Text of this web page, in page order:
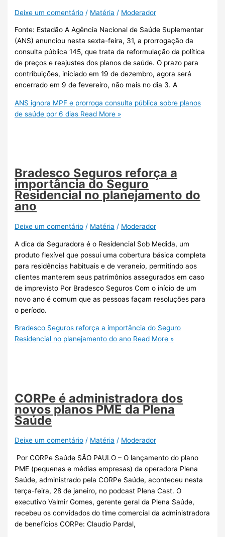
Deixe um comentário / Matéria / Moderador
Fonte: Estadão A Agência Nacional de Saúde Suplementar
(ANS) anunciou nesta sexta-feira, 31, a prorrogação da
consulta pública 145, que trata da reformulação da política
de preços e reajustes dos planos de saúde. O prazo para
contribuições, iniciado em 19 de dezembro, agora será
encerrado em 9 de fevereiro, não mais no dia 3. A
ANS ignora MPF e prorroga consulta pública sobre planos
de saúde por 6 dias Read More »
Bradesco Seguros reforça a
importância do Seguro
Residencial no planejamento do
ano
Deixe um comentário / Matéria / Moderador
A dica da Seguradora é o Residencial Sob Medida, um
produto flexível que possui uma cobertura básica completa
para residências habituais e de veraneio, permitindo aos
clientes manterem seus patrimônios assegurados em caso
de imprevisto Por Bradesco Seguros Com o início de um
novo ano é comum que as pessoas façam resoluções para
o período.
Bradesco Seguros reforça a importância do Seguro
Residencial no planejamento do ano Read More »
CORPe é administradora dos
novos planos PME da Plena
Saúde
Deixe um comentário / Matéria / Moderador
Por CORPe Saúde SÃO PAULO – O lançamento do plano
PME (pequenas e médias empresas) da operadora Plena
Saúde, administrado pela CORPe Saúde, aconteceu nesta
terça-feira, 28 de janeiro, no podcast Plena Cast. O
executivo Valmir Gomes, gerente geral da Plena Saúde,
recebeu os convidados do time comercial da administradora
de benefícios CORPe: Claudio Pardal,